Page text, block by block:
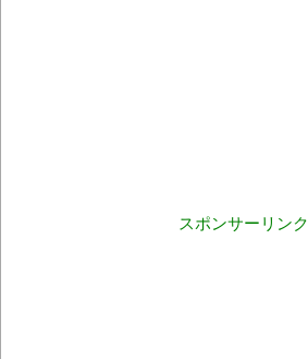
スポンサーリンク